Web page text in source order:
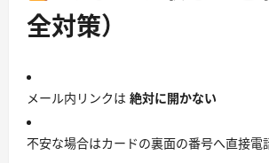
全対策）
メール内リンクは 絶対に開かない
不安な場合はカードの裏面の番号へ直接電